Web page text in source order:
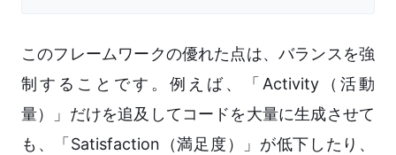
このフレームワークの優れた点は、バランスを強
制することです。例えば、「Activity（活動
量）」だけを追及してコードを大量に生成させて
も、「Satisfaction（満足度）」が低下したり、